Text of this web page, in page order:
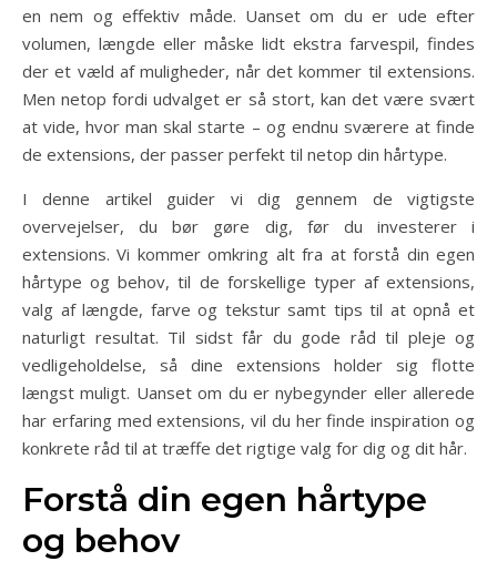
en nem og effektiv måde. Uanset om du er ude efter
volumen, længde eller måske lidt ekstra farvespil, findes
der et væld af muligheder, når det kommer til extensions.
Men netop fordi udvalget er så stort, kan det være svært
at vide, hvor man skal starte – og endnu sværere at finde
de extensions, der passer perfekt til netop din hårtype.
I denne artikel guider vi dig gennem de vigtigste
overvejelser, du bør gøre dig, før du investerer i
extensions. Vi kommer omkring alt fra at forstå din egen
hårtype og behov, til de forskellige typer af extensions,
valg af længde, farve og tekstur samt tips til at opnå et
naturligt resultat. Til sidst får du gode råd til pleje og
vedligeholdelse, så dine extensions holder sig flotte
længst muligt. Uanset om du er nybegynder eller allerede
har erfaring med extensions, vil du her finde inspiration og
konkrete råd til at træffe det rigtige valg for dig og dit hår.
Forstå din egen hårtype
og behov